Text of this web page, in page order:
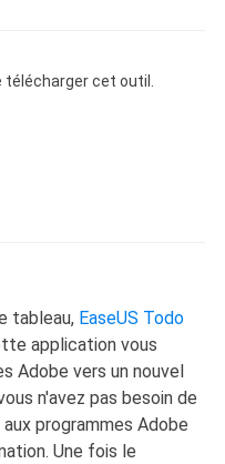
télécharger cet outil.
tableau, EaseUS Todo
application vous
Adobe vers un nouvel
n'avez pas besoin de
programmes Adobe
Une fois le